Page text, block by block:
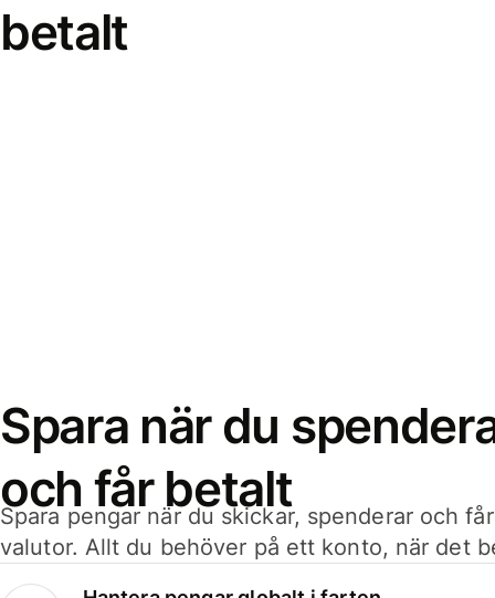
betalt
Spara när du
och får betalt
Spara pengar när du skickar, spenderar och
valutor. Allt du behöver på ett konto, när det